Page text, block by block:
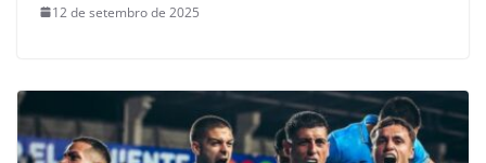
12 de setembro de 2025